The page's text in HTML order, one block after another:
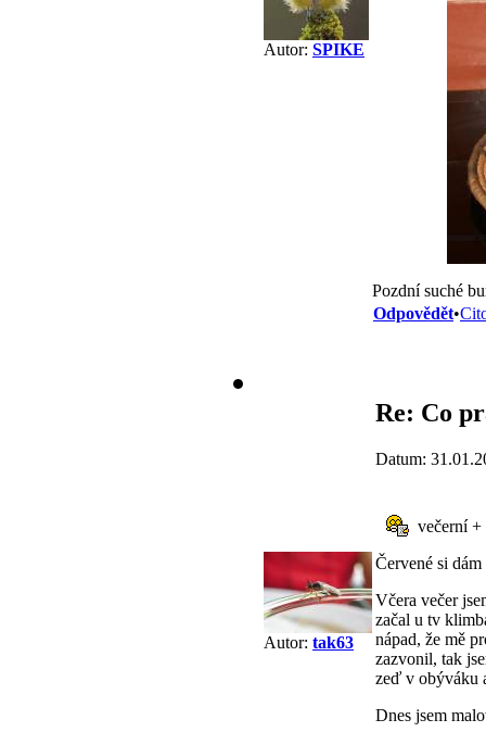
Autor: SPIKE
Pozdní suché
Odpovědět•
Autor: tak63
Re: Co
Datum:
večerní
Červené si
Včera večer
začal u tv
nápad, že mě
zazvonil, tak
zeď v obýváku
Dnes jsem